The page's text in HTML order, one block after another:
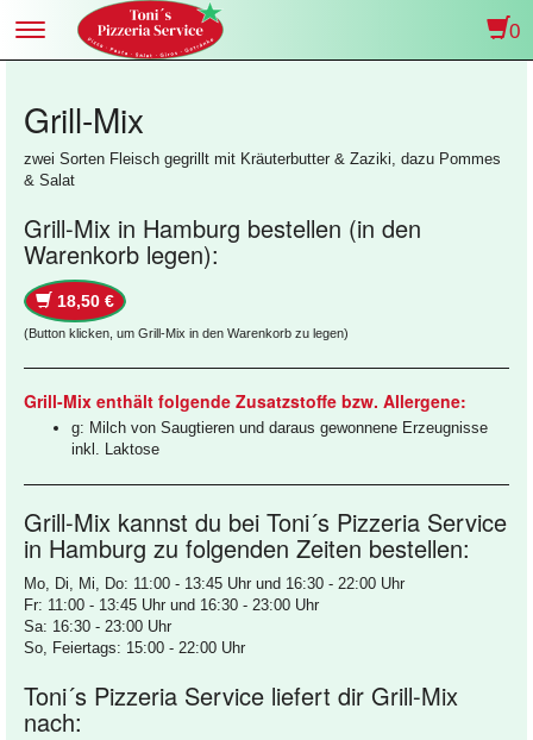
Toggle
navigation
0
Grill-Mix
zwei Sorten Fleisch gegrillt mit Kräuterbutter & Zaziki, dazu Pommes
& Salat
Grill-Mix in Hamburg bestellen (in den
Warenkorb legen):
18,50 €
(Button klicken, um Grill-Mix in den Warenkorb zu legen)
Grill-Mix enthält folgende Zusatzstoffe bzw. Allergene:
g: Milch von Saugtieren und daraus gewonnene Erzeugnisse
inkl. Laktose
Grill-Mix kannst du bei Toni´s Pizzeria Service
in Hamburg zu folgenden Zeiten bestellen:
Mo, Di, Mi, Do: 11:00 - 13:45 Uhr und 16:30 - 22:00 Uhr
Fr: 11:00 - 13:45 Uhr und 16:30 - 23:00 Uhr
Sa: 16:30 - 23:00 Uhr
So, Feiertags: 15:00 - 22:00 Uhr
Toni´s Pizzeria Service liefert dir Grill-Mix
nach: